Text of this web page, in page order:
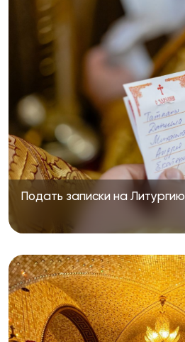
Подать записки на Литургию